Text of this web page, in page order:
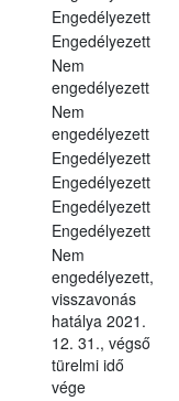
Engedélyezett
Engedélyezett
Nem
engedélyezett
Nem
engedélyezett
Engedélyezett
Engedélyezett
Engedélyezett
Engedélyezett
Nem
engedélyezett,
visszavonás
hatálya 2021.
12. 31., végső
türelmi idő
vége